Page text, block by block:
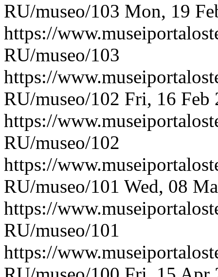
RU/museo/103 Mon, 19
https://
RU/museo/103
https://
RU/museo/102 Fri, 16 Feb
https://
RU/museo/102
https://
RU/museo/101 Wed, 08
https://
RU/museo/101
https://